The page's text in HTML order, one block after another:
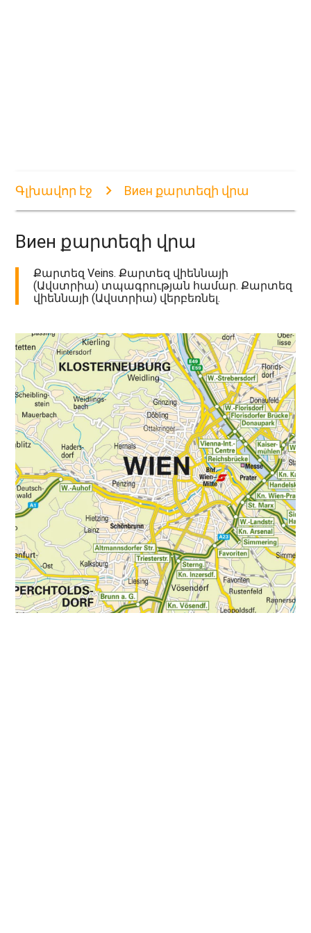
Գլխավոր էջ Виен քարտեզի վրա
Виен քարտեզի վրա
Քարտեզ Veins. Քարտեզ վիեննայի
(Ավստրիա) տպագրության համար. Քարտեզ
վիեննայի (Ավստրիա) վերբեռնել.